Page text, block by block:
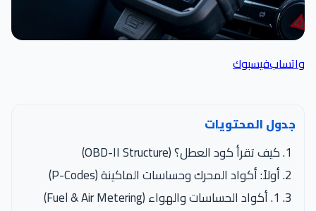
واتسابفيسبوك
جدول المحتويات
كيف تقرأ كود العطل؟ (OBD-II Structure)
أولاً: أكواد المحرك وحساسات الماكينة (P-Codes)
1. أكواد الحساسات والهواء (Fuel & Air Metering)